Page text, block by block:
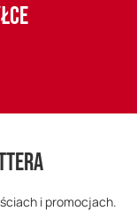
i promocjach.